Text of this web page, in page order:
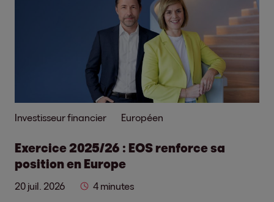
Investisseur financier Européen
Exercice 2025/26 : EOS renforce sa
position en Europe
20 juil. 2026 4 minutes